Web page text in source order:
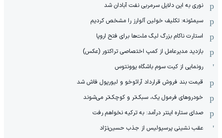
نوری به این دلایل سرمربی نفت آبادان شد
سیمئونه: تکلیف خولین آلوارز را مشخص کردیم
استارت ناکام بزرگ لیگ ملت‌ها برای فتح اروپا
بازدید مدیرعامل از کمپ اختصاصی تراکتور (عکس)
رونمایی از کیت سوم باشگاه یوونتوس
قیمت بند فروش قرارداد آرائوخو و لیورپول فاش شد
خودروهای فرمول یک، سبک‌تر و کوچک‌تر می‌شوند
صدای ستاره اینتر درآمد: به ترکیه نخواهم رفت
عقب نشینی پرسپولیس از جذب حسین‌نژاد